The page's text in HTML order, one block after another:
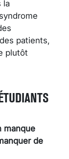
la
patients,
plutôt
manque
de